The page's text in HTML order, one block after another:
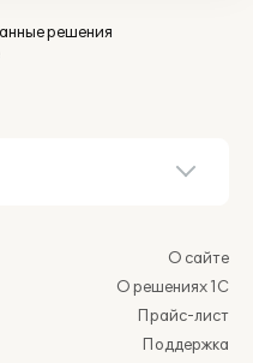
решения
О сайте
О решениях 1С
Прайс-лист
Поддержка